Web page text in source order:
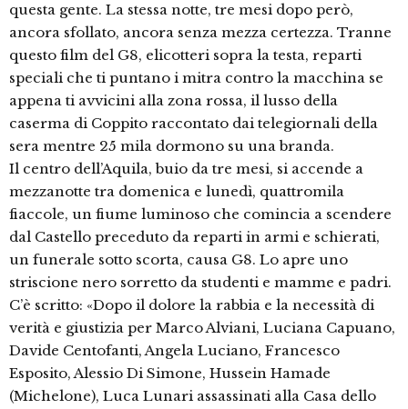
questa gente. La stessa notte, tre mesi dopo però,
ancora sfollato, ancora senza mezza certezza. Tranne
questo film del G8, elicotteri sopra la testa, reparti
speciali che ti puntano i mitra contro la macchina se
appena ti avvicini alla zona rossa, il lusso della
caserma di Coppito raccontato dai telegiornali della
sera mentre 25 mila dormono su una branda.
Il centro dell’Aquila, buio da tre mesi, si accende a
mezzanotte tra domenica e lunedì, quattromila
fiaccole, un fiume luminoso che comincia a scendere
dal Castello preceduto da reparti in armi e schierati,
un funerale sotto scorta, causa G8. Lo apre uno
striscione nero sorretto da studenti e mamme e padri.
C’è scritto: «Dopo il dolore la rabbia e la necessità di
verità e giustizia per Marco Alviani, Luciana Capuano,
Davide Centofanti, Angela Luciano, Francesco
Esposito, Alessio Di Simone, Hussein Hamade
(Michelone), Luca Lunari assassinati alla Casa dello